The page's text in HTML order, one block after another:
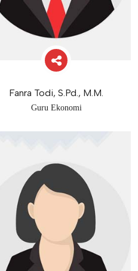
Fanra Todi, S.Pd., M.M.
Guru Ekonomi